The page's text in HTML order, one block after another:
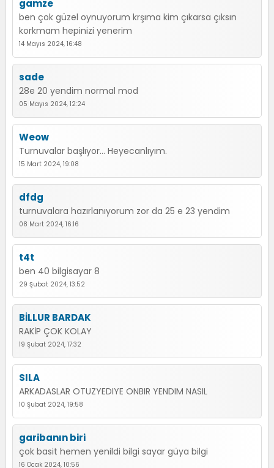
gamze
ben çok güzel oynuyorum krşıma kim çıkarsa çıksın
korkmam hepinizi yenerim
14 Mayıs 2024, 16:48
sade
28e 20 yendim normal mod
05 Mayıs 2024, 12:24
Weow
Turnuvalar başlıyor... Heyecanlıyım.
15 Mart 2024, 19:08
dfdg
turnuvalara hazırlanıyorum zor da 25 e 23 yendim
08 Mart 2024, 16:16
t4t
ben 40 bilgisayar 8
29 Şubat 2024, 13:52
BİLLUR BARDAK
RAKİP ÇOK KOLAY
19 Şubat 2024, 17:32
SILA
ARKADASLAR OTUZYEDIYE ONBIR YENDIM NASIL
10 Şubat 2024, 19:58
garibanın biri
çok basit hemen yenildi bilgi sayar güya bilgi
16 Ocak 2024, 10:56